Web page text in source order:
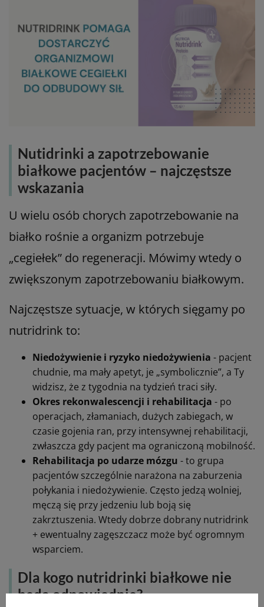
Nutidrinki a zapotrzebowanie
białkowe pacjentów – najczęstsze
wskazania
U wielu osób chorych zapotrzebowanie na
białko rośnie a organizm potrzebuje
„cegiełek” do regeneracji. Mówimy wtedy o
zwiększonym zapotrzebowaniu białkowym.
Najczęstsze sytuacje, w których sięgamy po
nutridrink to:
Niedożywienie i ryzyko niedożywienia - pacjent
chudnie, ma mały apetyt, je „symbolicznie”, a Ty
widzisz, że z tygodnia na tydzień traci siły.
Okres rekonwalescencji i rehabilitacja - po
operacjach, złamaniach, dużych zabiegach, w
czasie gojenia ran, przy intensywnej rehabilitacji,
zwłaszcza gdy pacjent ma ograniczoną mobilność.
Rehabilitacja po udarze mózgu - to grupa
pacjentów szczególnie narażona na zaburzenia
połykania i niedożywienie. Często jedzą wolniej,
męczą się przy jedzeniu lub boją się
zakrztuszenia. Wtedy dobrze dobrany nutridrink
+ ewentualny zagęszczacz może być ogromnym
wsparciem.
Dla kogo nutridrinki białkowe nie
będą odpowiednie?